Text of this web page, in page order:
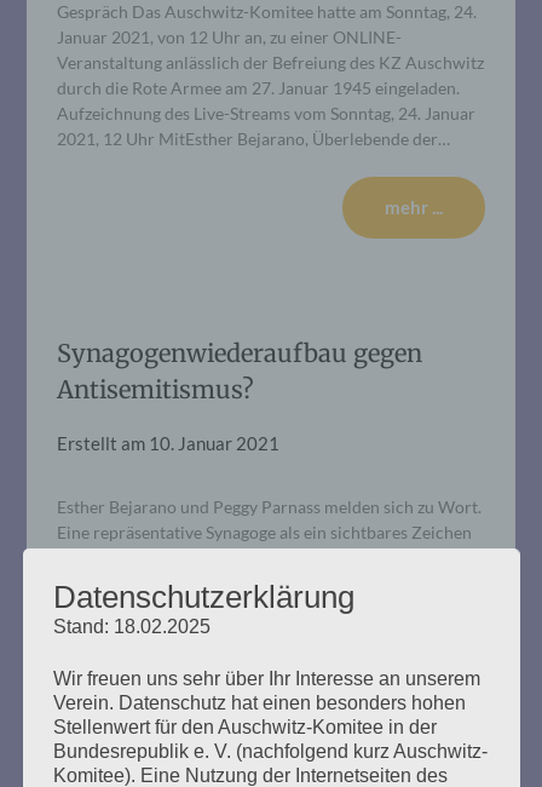
Gespräch Das Auschwitz-Komitee hatte am Sonntag, 24.
Januar 2021, von 12 Uhr an, zu einer ONLINE-
Veranstaltung anlässlich der Befreiung des KZ Auschwitz
durch die Rote Armee am 27. Januar 1945 eingeladen.
Aufzeichnung des Live-Streams vom Sonntag, 24. Januar
2021, 12 Uhr MitEsther Bejarano, Überlebende der…
mehr ...
Synagogenwiederaufbau gegen
Antisemitismus?
Erstellt am 10. Januar 2021
Esther Bejarano und Peggy Parnass melden sich zu Wort.
Eine repräsentative Synagoge als ein sichtbares Zeichen
Antisemitismus stoppen? Esther Bejarano: Ja, wenn das
helfen würde, würde ich sagen: Bitte baut tausend
Synagogen! Allein: Ich zweifle an der Sinnhaftigkeit
auf dem…
mehr ...
Datenschutzerklärung
Stand: 18.02.2025
Wir freuen uns sehr über Ihr Interesse an unserem
Verein. Datenschutz hat einen besonders hohen
Stellenwert für den Auschwitz-Komitee in der
Bundesrepublik e. V. (nachfolgend kurz Auschwitz-
Komitee). Eine Nutzung der Internetseiten des